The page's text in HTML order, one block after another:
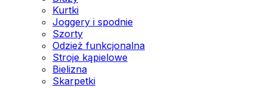
Kurtki
Joggery i spodnie
Szorty
Odzież funkcjonalna
Stroje kąpielowe
Bielizna
Skarpetki